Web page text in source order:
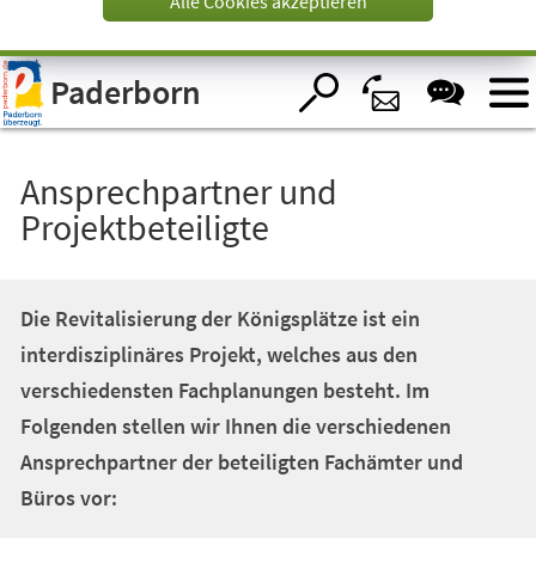
Visuelle
Assistenzsoftware
öffnen.Paderborn
Ansprechpartner und
Projektbeteiligte
Die Revitalisierung der Königsplätze ist ein
interdisziplinäres Projekt, welches aus den
verschiedensten Fachplanungen besteht. Im
Folgenden stellen wir Ihnen die verschiedenen
Ansprechpartner der beteiligten Fachämter und
Büros vor: